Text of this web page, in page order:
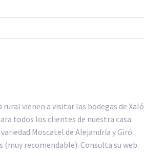
rural vienen a visitar las bodegas de Xaló
todos los clientes de nuestra casa
Moscatel de Alejandría y Giró
(muy recomendable). Consulta su web.